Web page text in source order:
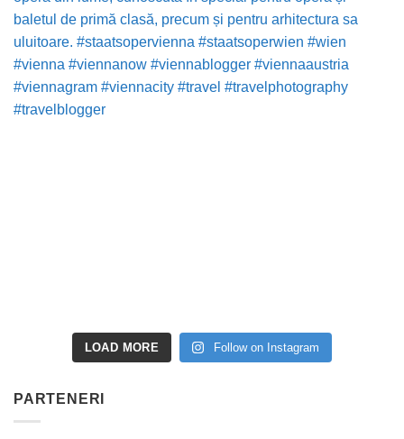
LOAD MORE Follow on Instagram
PARTENERI